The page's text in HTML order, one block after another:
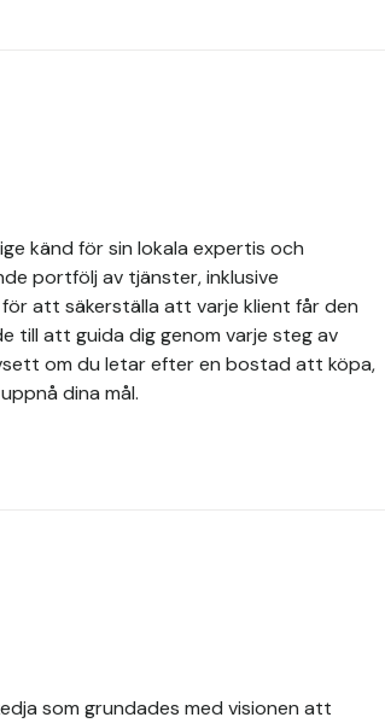
känd för sin lokala expertis och
portfölj av tjänster, inklusive
att säkerställa att varje klient får den
till att guida dig genom varje steg av
om du letar efter en bostad att köpa,
dina mål.
som grundades med visionen att